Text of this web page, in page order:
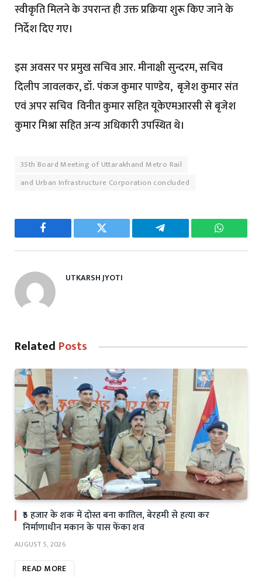
स्वीकृति मिलने के उपरान्त ही उक्त प्रक्रिया शुरू किए जाने के
निर्देश दिए गए।
इस अवसर पर प्रमुख सचिव आर. मीनाक्षी सुन्दरम, सचिव
दिलीप जावलकर, डॉ. पंकज कुमार पाण्डेय, बृजेश कुमार संत
एवं अपर सचिव विनीत कुमार सहित यूकेएमआरसी से बृजेश
कुमार मिश्रा सहित अन्य अधिकारी उपस्थित थे।
35th Board Meeting of Uttarakhand Metro Rail
and Urban Infrastructure Corporation concluded
Facebook Twitter Telegram
UTKARSH JYOTI
Related Posts
₹5 हजार के शक में दोस्त बना कातिल, बेरहमी से हत्या कर
निर्माणाधीन मकान के पास फेंका शव
AUGUST 5, 2026
READ MORE